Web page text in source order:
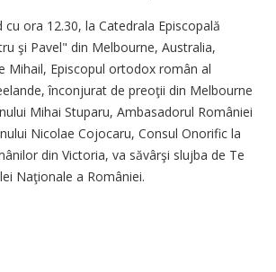
ora 12.30, la Catedrala Episcopală
şi Pavel" din Melbourne, Australia,
Mihail, Episcopul ortodox român al
înconjurat de preoţii din Melbourne
Mihai Stuparu, Ambasadorul României
Nicolae Cojocaru, Consul Onorific la
din Victoria, va săvârşi slujba de Te
Naţionale a României.